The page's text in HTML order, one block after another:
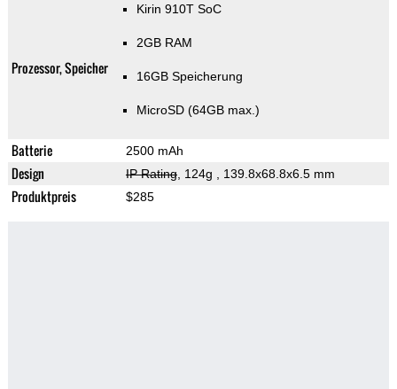
Prozessor, Speicher
Kirin 910T SoC
2GB RAM
16GB Speicherung
MicroSD (64GB max.)
Batterie 2500 mAh
Design IP Rating, 124g , 139.8x68.8x6.5 mm
Produktpreis $285